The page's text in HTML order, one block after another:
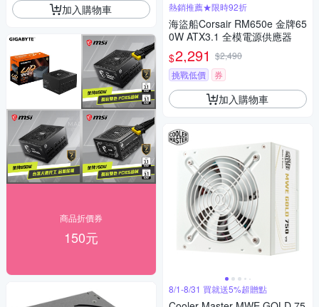
加入購物車
商品折價券
150元
熱銷推薦★限時92折
海盜船Corsair RM650e 金牌65
0W ATX3.1 全模電源供應器
$2,291 $2,490
挑戰低價
券
加入購物車
8/1-8/31 買就送5%超贈點